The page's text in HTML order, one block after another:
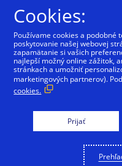
Tap to
celom
Cookies:
Používame cookies a podobné
poskytovanie našej webovej
zapamätanie si vašich
najlepší možný online zážitok,
stránkach a umožniť
marketingových partnerov).
cookies.
Prijať